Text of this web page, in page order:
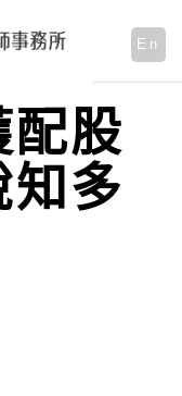
En
配股
知多